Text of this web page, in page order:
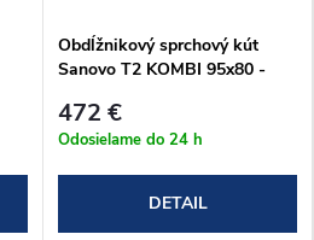
Obdĺžnikový sprchový kút
Sanovo T2 KOMBI 95x80 -
(T2K_9580C)
472 €
Odosielame do 24 h
DETAIL